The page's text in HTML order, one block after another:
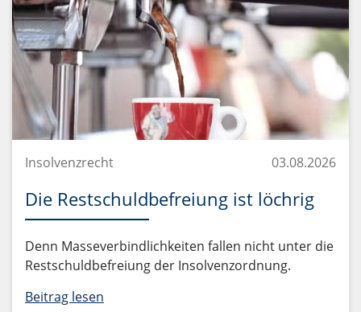
Insolvenzrecht 03.08.2026
Die Restschuldbefreiung ist löchrig
Denn Masseverbindlichkeiten fallen nicht unter die
Restschuldbefreiung der Insolvenzordnung.
Beitrag lesen